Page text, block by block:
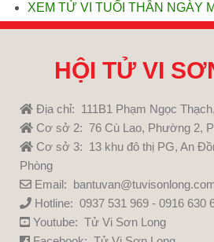
XEM TỬ VI TUỔI THÂN NGÀY
HỘI TỬ VI
Địa chỉ: 111B1 Phạm Ngọc
Cơ sở 2: 76 Cù Lao, Phường 2,
Cơ sở 3: 13 khu đô thị PG, An
Phòng
Email:
Hotline: 0937 531 969 - 0916 630
Youtube: Tử Vi Sơn Long